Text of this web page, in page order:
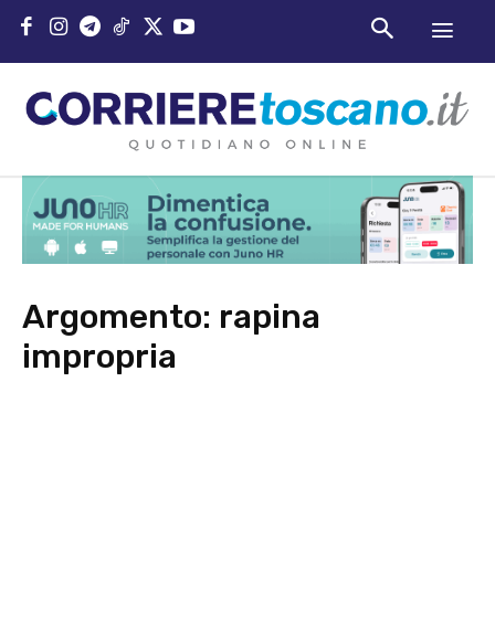
Argomento: rapina
impropria